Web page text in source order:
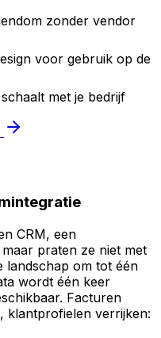
zonder vendor
voor gebruik op de
met je bedrijf
CRM, een
praten ze niet met
landschap om tot één
wordt één keer
Facturen
klantprofielen verrijken: